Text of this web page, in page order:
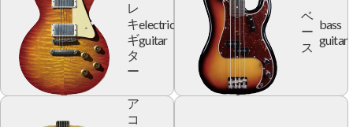
レ
キ
ギ
タ
ー
electric
guitar
ベ
ー
ス
bass
guitar
ア
コ